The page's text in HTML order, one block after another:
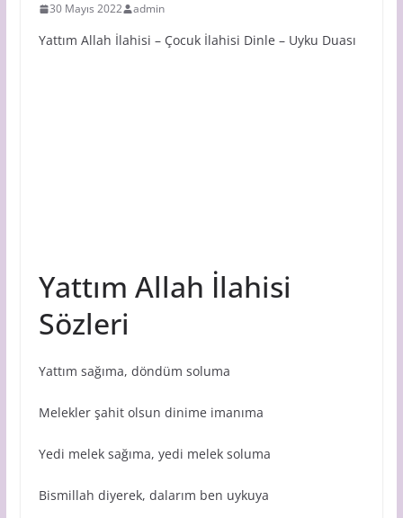
30 Mayıs 2022 admin
Yattım Allah İlahisi – Çocuk İlahisi Dinle – Uyku Duası
Yattım Allah İlahisi
Sözleri
Yattım sağıma, döndüm soluma
Melekler şahit olsun dinime imanıma
Yedi melek sağıma, yedi melek soluma
Bismillah diyerek, dalarım ben uykuya